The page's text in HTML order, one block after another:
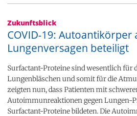
Zukunftsblick
COVID-19: Autoantikörper
Lungenversagen beteiligt
Surfactant-Proteine sind wesentlich für
Lungenbläschen und somit für die
zeigten nun, dass Patienten mit
Autoimmunreaktionen gegen Lungen-
Surfactant-Proteine bildeten. Die